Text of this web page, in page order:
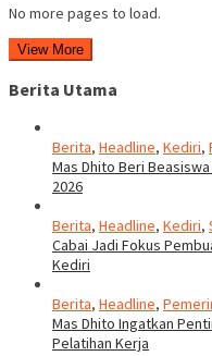
No more pages to load.
View More
Berita Utama
Berita, Headline, Kediri,
Mas Dhito Beri
2026
Berita, Headline, Kediri,
Cabai Jadi Fokus
Kediri
Berita, Headline,
Mas Dhito Ingatkan
Pelatihan Kerja